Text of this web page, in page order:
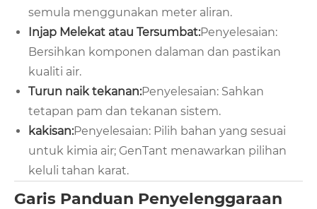
semula menggunakan meter aliran.
Injap Melekat atau Tersumbat:Penyelesaian:
Bersihkan komponen dalaman dan pastikan
kualiti air.
Turun naik tekanan:Penyelesaian: Sahkan
tetapan pam dan tekanan sistem.
kakisan:Penyelesaian: Pilih bahan yang sesuai
untuk kimia air; GenTant menawarkan pilihan
keluli tahan karat.
Garis Panduan Penyelenggaraan